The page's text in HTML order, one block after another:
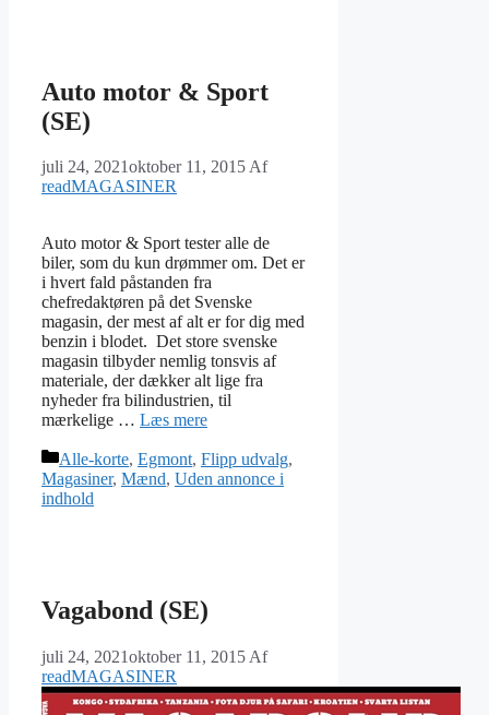
Auto motor & Sport
(SE)
juli 24, 2021oktober 11, 2015Af
readMAGASINER
Auto motor & Sport tester alle de
biler, som du kun drømmer om. Det er
i hvert fald påstanden fra
chefredaktøren på det Svenske
magasin, der mest af alt er for dig med
benzin i blodet. Det store svenske
magasin tilbyder nemlig tonsvis af
materiale, der dækker alt lige fra
nyheder fra bilindustrien, til
mærkelige … Læs mere
Kategorier
Alle-korte, Egmont, Flipp udvalg,
Magasiner, Mænd, Uden annonce i
indhold
Vagabond (SE)
juli 24, 2021oktober 11, 2015 Af
readMAGASINER